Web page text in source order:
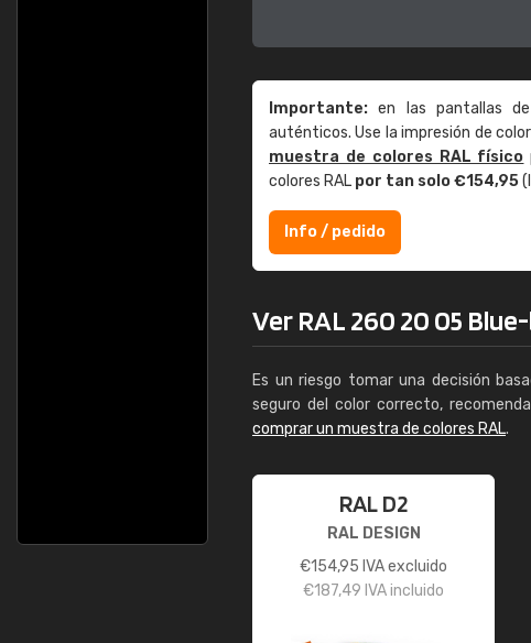
Importante: en las pantallas
auténticos. Use la impresión de
muestra de colores RAL físico
colores RAL por tan solo €154,95
Info / pedido
Ver RAL 260 20 05
Es un riesgo tomar una decisión
seguro del color correcto,
comprar un muestra de colores RAL.
RAL D2
RAL DESIGN
€154,95 IVA excluido
€187,49 IVA incluido